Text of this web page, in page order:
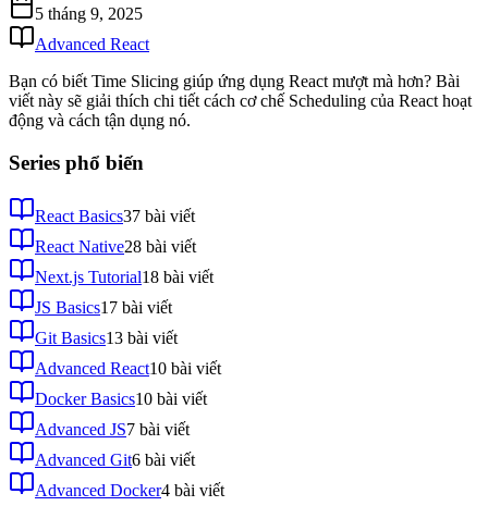
5 tháng 9, 2025
Advanced React
Bạn có biết Time Slicing giúp ứng dụng React mượt mà hơn? Bài
viết này sẽ giải thích chi tiết cách cơ chế Scheduling của React hoạt
động và cách tận dụng nó.
Series phổ biến
React Basics37 bài viết
React Native28 bài viết
Next.js Tutorial18 bài viết
JS Basics17 bài viết
Git Basics13 bài viết
Advanced React10 bài viết
Docker Basics10 bài viết
Advanced JS7 bài viết
Advanced Git6 bài viết
Advanced Docker4 bài viết